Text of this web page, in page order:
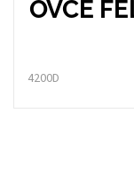
OVCE
4200D